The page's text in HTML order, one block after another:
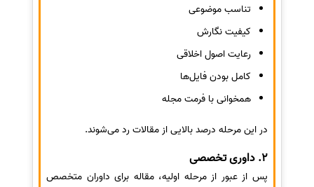
تناسب موضوعی
کیفیت نگارش
رعایت اصول اخلاقی
کامل بودن فایل‌ها
همخوانی با فرمت مجله
در این مرحله درصد بالایی از مقالات رد می‌شوند.
2. داوری تخصصی
پس از عبور از مرحله اولیه، مقاله برای داوران متخصص